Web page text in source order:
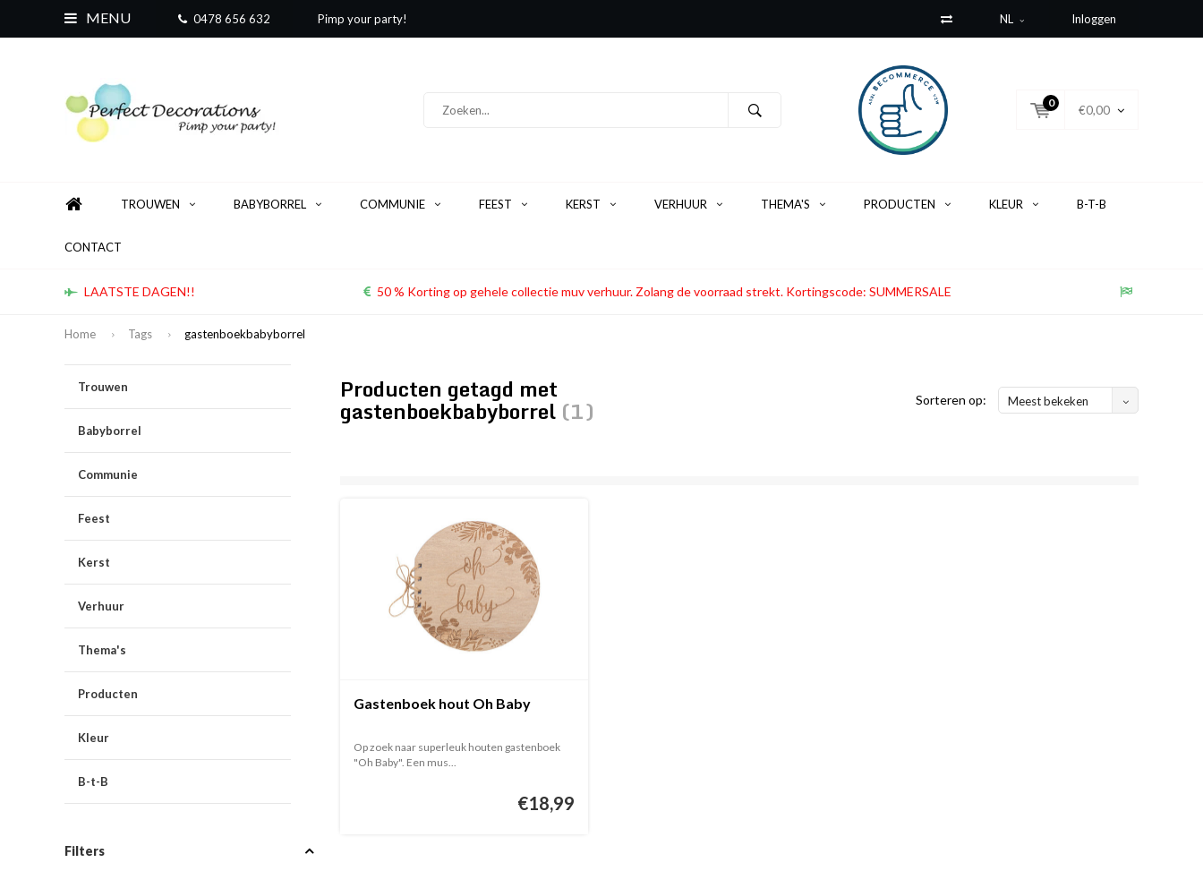
MENU 0478 656 632 Pimp your party! NL Inloggen
0
€0,00
TROUWEN BABYBORREL COMMUNIE FEEST KERST VERHUUR THEMA'S PRODUCTEN KLEUR B-T-B
CONTACT
LAATSTE DAGEN!! 50 % Korting op gehele collectie muv verhuur. Zolang de voorraad strekt. Kortingscode: SUMMERSALE
Home Tags gastenboekbabyborrel
Trouwen
Babyborrel
Communie
Feest
Kerst
Verhuur
Thema's
Producten
Kleur
B-t-B
Filters
Producten getagd met
gastenboekbabyborrel (1) Sorteren op: Meest bekeken
Gastenboek hout Oh Baby
Op zoek naar superleuk houten gastenboek
"Oh Baby". Een mus...
€18,99